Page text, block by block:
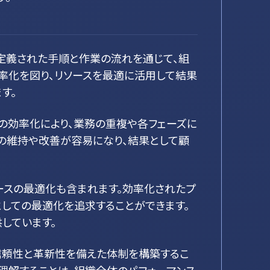
された手順と作業の流れを通じて、組
を図り、リソースを最適に活用して結果
。
率化により、業務の重複や各フェーズに
維持や改善が容易になり、結果として顧
の最適化も含まれます。効率化されたプ
ての最適化を追求することができます。
ています。
性と革新性を備えた体制を構築するこ